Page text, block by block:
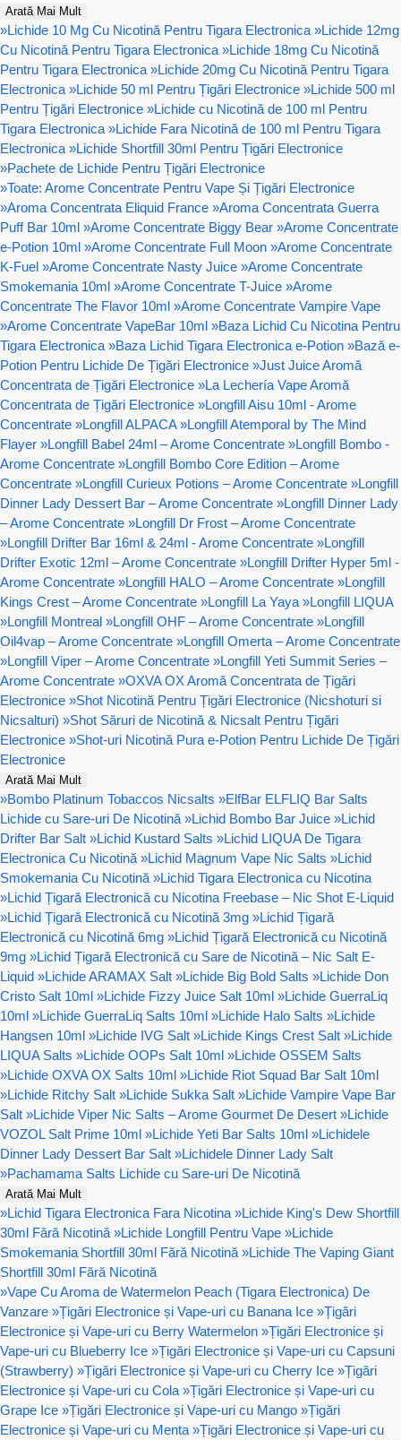
Arată Mai Mult
»Lichide 10 Mg Cu Nicotină Pentru Tigara Electronica »Lichide 12mg
Cu Nicotină Pentru Tigara Electronica »Lichide 18mg Cu Nicotină
Pentru Tigara Electronica »Lichide 20mg Cu Nicotină Pentru Tigara
Electronica »Lichide 50 ml Pentru Țigări Electronice »Lichide 500 ml
Pentru Țigări Electronice »Lichide cu Nicotină de 100 ml Pentru
Tigara Electronica »Lichide Fara Nicotină de 100 ml Pentru Tigara
Electronica »Lichide Shortfill 30ml Pentru Țigări Electronice
»Pachete de Lichide Pentru Țigări Electronice
»Toate: Arome Concentrate Pentru Vape Și Țigări Electronice
»Aroma Concentrata Eliquid France »Aroma Concentrata Guerra
Puff Bar 10ml »Arome Concentrate Biggy Bear »Arome Concentrate
e-Potion 10ml »Arome Concentrate Full Moon »Arome Concentrate
K-Fuel »Arome Concentrate Nasty Juice »Arome Concentrate
Smokemania 10ml »Arome Concentrate T-Juice »Arome
Concentrate The Flavor 10ml »Arome Concentrate Vampire Vape
»Arome Concentrate VapeBar 10ml »Baza Lichid Cu Nicotina Pentru
Tigara Electronica »Baza Lichid Tigara Electronica e-Potion »Bază e-
Potion Pentru Lichide De Țigări Electronice »Just Juice Aromă
Concentrata de Țigări Electronice »La Lechería Vape Aromă
Concentrata de Țigări Electronice »Longfill Aisu 10ml - Arome
Concentrate »Longfill ALPACA »Longfill Atemporal by The Mind
Flayer »Longfill Babel 24ml – Arome Concentrate »Longfill Bombo -
Arome Concentrate »Longfill Bombo Core Edition – Arome
Concentrate »Longfill Curieux Potions – Arome Concentrate »Longfill
Dinner Lady Dessert Bar – Arome Concentrate »Longfill Dinner Lady
– Arome Concentrate »Longfill Dr Frost – Arome Concentrate
»Longfill Drifter Bar 16ml & 24ml - Arome Concentrate »Longfill
Drifter Exotic 12ml – Arome Concentrate »Longfill Drifter Hyper 5ml -
Arome Concentrate »Longfill HALO – Arome Concentrate »Longfill
Kings Crest – Arome Concentrate »Longfill La Yaya »Longfill LIQUA
»Longfill Montreal »Longfill OHF – Arome Concentrate »Longfill
Oil4vap – Arome Concentrate »Longfill Omerta – Arome Concentrate
»Longfill Viper – Arome Concentrate »Longfill Yeti Summit Series –
Arome Concentrate »OXVA OX Aromă Concentrata de Țigări
Electronice »Shot Nicotină Pentru Țigări Electronice (Nicshoturi si
Nicsalturi) »Shot Săruri de Nicotină & Nicsalt Pentru Țigări
Electronice »Shot-uri Nicotină Pura e-Potion Pentru Lichide De Țigări
Electronice
Arată Mai Mult
»Bombo Platinum Tobaccos Nicsalts »ElfBar ELFLIQ Bar Salts
Lichide cu Sare-uri De Nicotină »Lichid Bombo Bar Juice »Lichid
Drifter Bar Salt »Lichid Kustard Salts »Lichid LIQUA De Tigara
Electronica Cu Nicotină »Lichid Magnum Vape Nic Salts »Lichid
Smokemania Cu Nicotină »Lichid Tigara Electronica cu Nicotina
»Lichid Țigară Electronică cu Nicotina Freebase – Nic Shot E-Liquid
»Lichid Țigară Electronică cu Nicotină 3mg »Lichid Țigară
Electronică cu Nicotină 6mg »Lichid Țigară Electronică cu Nicotină
9mg »Lichid Țigară Electronică cu Sare de Nicotină – Nic Salt E-
Liquid »Lichide ARAMAX Salt »Lichide Big Bold Salts »Lichide Don
Cristo Salt 10ml »Lichide Fizzy Juice Salt 10ml »Lichide GuerraLiq
10ml »Lichide GuerraLiq Salts 10ml »Lichide Halo Salts »Lichide
Hangsen 10ml »Lichide IVG Salt »Lichide Kings Crest Salt »Lichide
LIQUA Salts »Lichide OOPs Salt 10ml »Lichide OSSEM Salts
»Lichide OXVA OX Salts 10ml »Lichide Riot Squad Bar Salt 10ml
»Lichide Ritchy Salt »Lichide Sukka Salt »Lichide Vampire Vape Bar
Salt »Lichide Viper Nic Salts – Arome Gourmet De Desert »Lichide
VOZOL Salt Prime 10ml »Lichide Yeti Bar Salts 10ml »Lichidele
Dinner Lady Dessert Bar Salt »Lichidele Dinner Lady Salt
»Pachamama Salts Lichide cu Sare-uri De Nicotină
Arată Mai Mult
»Lichid Tigara Electronica Fara Nicotina »Lichide King's Dew Shortfill
30ml Fără Nicotină »Lichide Longfill Pentru Vape »Lichide
Smokemania Shortfill 30ml Fără Nicotină »Lichide The Vaping Giant
Shortfill 30ml Fără Nicotină
»Vape Cu Aroma de Watermelon Peach (Tigara Electronica) De
Vanzare »Țigări Electronice și Vape-uri cu Banana Ice »Țigări
Electronice și Vape-uri cu Berry Watermelon »Țigări Electronice și
Vape-uri cu Blueberry Ice »Țigări Electronice și Vape-uri cu Capsuni
(Strawberry) »Țigări Electronice și Vape-uri cu Cherry Ice »Țigări
Electronice și Vape-uri cu Cola »Țigări Electronice și Vape-uri cu
Grape Ice »Țigări Electronice și Vape-uri cu Mango »Țigări
Electronice și Vape-uri cu Menta »Țigări Electronice și Vape-uri cu